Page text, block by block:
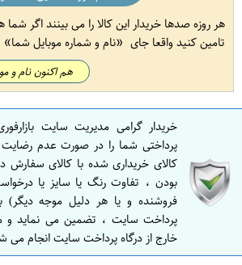
هر روزه صدها خریدار این کالا را می بینند اگر شما
تامین کنید واقعا جای
نام و شماره موبایل شما
هم اکنون نام و
خریدار گرامی مدیریت سایت
پرداختی شما را در صورت عدم
کالای خریداری شده با کالای سفارش
بودن ، تفاوت رنگ یا سایز یا
فروشنده و یا هر دلیل موجه دیگر)
پرداخت سایت ، تضمین می نماید و
خارج از درگاه پرداخت سایت انجام می